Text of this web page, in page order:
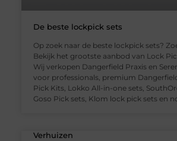
De beste lockpick sets
Op zoek naar de beste lockpick sets?
Bekijk het grootste aanbod van Lock
Wij verkopen Dangerfield Praxis en
voor professionals, premium
Pick Kits, Lokko All-in-one sets,
Goso Pick sets, Klom lock pick sets en
Verhuizen